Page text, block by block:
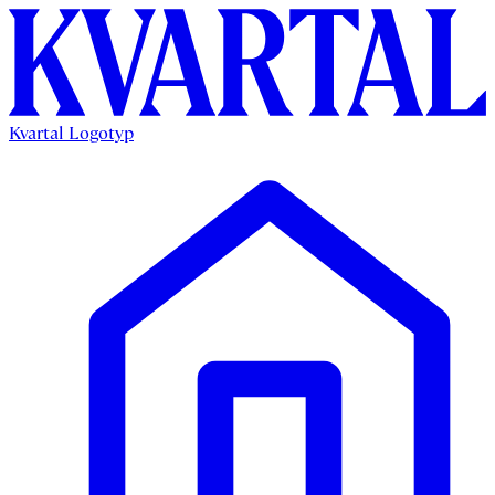
Kvartal Logotyp